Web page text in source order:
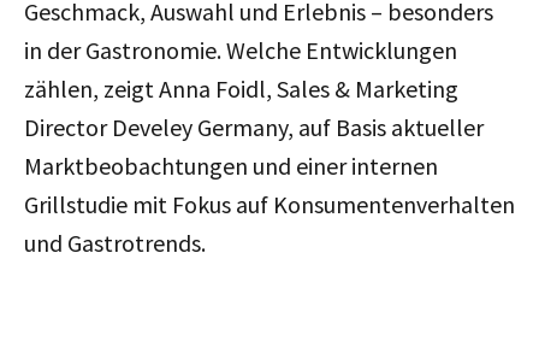
Geschmack, Auswahl und Erlebnis – besonders
in der Gastronomie. Welche Entwicklungen
zählen, zeigt Anna Foidl, Sales & Marketing
Director Develey Germany, auf Basis aktueller
Marktbeobachtungen und einer internen
Grillstudie mit Fokus auf Konsumentenverhalten
und Gastrotrends.